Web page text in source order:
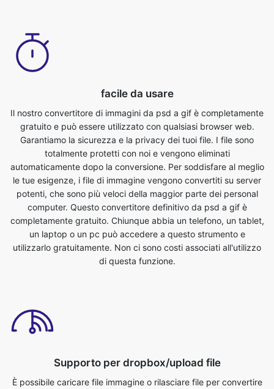
Il nostro convertitore di immagini da psd a gif è completamente
gratuito e può essere utilizzato con qualsiasi browser web.
Garantiamo la sicurezza e la privacy dei tuoi file. I file sono
totalmente protetti con noi e vengono eliminati
automaticamente dopo la conversione. Per soddisfare al meglio
le tue esigenze, i file di immagine vengono convertiti su server
potenti, che sono più veloci della maggior parte dei personal
computer. Questo convertitore definitivo da psd a gif è
completamente gratuito. Chiunque abbia un telefono, un tablet,
un laptop o un pc può accedere a questo strumento e
utilizzarlo gratuitamente. Non ci sono costi associati all'utilizzo
di questa funzione.
È possibile caricare file immagine o rilasciare file per convertire
dal tuo dispositivo che desideri convertire in un formato
diverso. I file immagine possono essere convertiti direttamente
nel browser. È veloce, sicuro e completamente gratuito. Non è